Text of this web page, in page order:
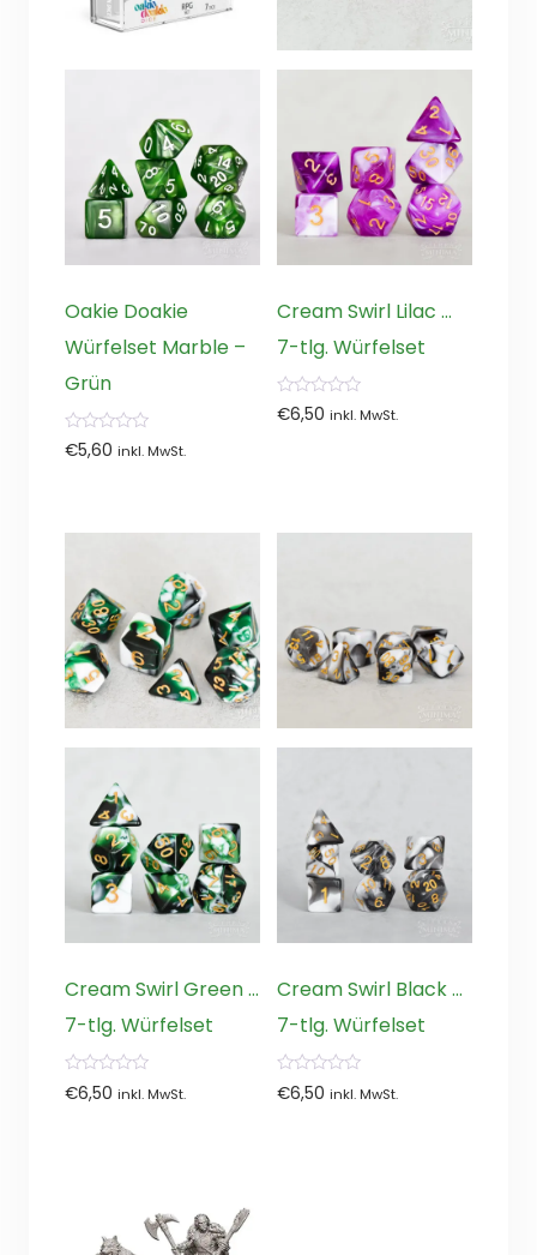
Oakie Doakie
Würfelset Marble –
Grün
0
von
€5,60 inkl. MwSt.
Cream Swirl Lilac …
7-tlg. Würfelset
0
von
€6,50 inkl. MwSt.
Cream Swirl Green …
7-tlg. Würfelset
0
von
€6,50 inkl. MwSt.
Cream Swirl Black …
7-tlg. Würfelset
0
von
€6,50 inkl. MwSt.